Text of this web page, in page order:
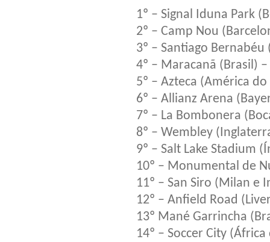
1º – Signal Iduna Park
2º – Camp Nou
3º – Santiago
4º – Maracanã (Brasil)
5º – Azteca (América
6º – Allianz Arena
7º – La Bombonera
8º – Wembley
9º – Salt Lake Stadium
10º – Monumental de
11º – San Siro (Milan e
12º – Anfield Road
13º Mané Garrincha
14º – Soccer City